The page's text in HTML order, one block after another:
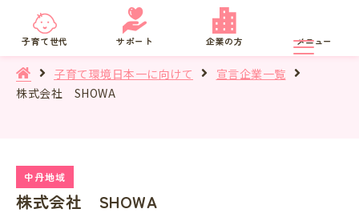
京都府
子育て世代 サポート 企業の方 メニュー
子育て環境日本一に向けて
宣言企業一覧
株式会社 SHOWA
株式会社 SHOWA